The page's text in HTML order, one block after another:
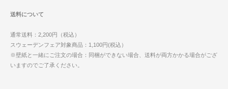
送料について
通常送料：2,200円（税込）
スウェーデンフェア対象商品：1,100円(税込）
※壁紙と一緒にご注文の場合：同梱ができない場合、送料が両方かかる場合がござ
いますのでご了承ください。